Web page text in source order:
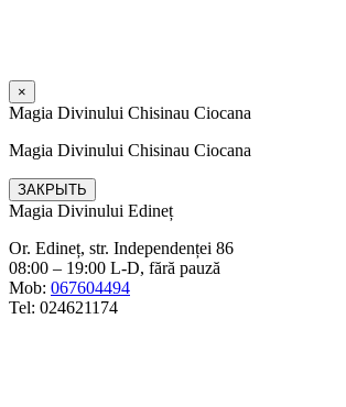
×
Magia Divinului Chisinau Ciocana
Magia Divinului Chisinau Ciocana
ЗАКРЫТЬ
Magia Divinului Edineț
Or. Edineț, str. Independenței 86
08:00 – 19:00 L-D, fără pauză
Mob: 067604494
Tel: 024621174